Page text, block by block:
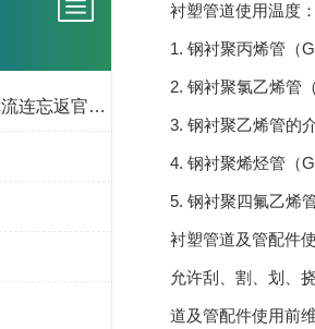
江苏榴莲APP让你流连忘返官网下载设备
衬塑管道使用温度
1. 钢衬聚丙烯管（
2. 钢衬聚氯乙烯管
3. 钢衬聚乙烯管的介
4. 钢衬聚烯烃管（
5. 钢衬聚四氟乙烯
衬塑管道及管配件使用
允许刮、割、
道及管配件使用前维护